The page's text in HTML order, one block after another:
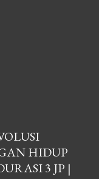
HIDUP
3 JP |